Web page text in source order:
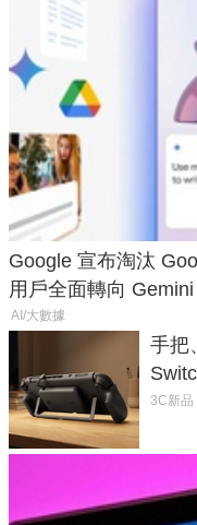
Google 宣布淘汰
用戶全面轉向 Gemini
AI/大數據
手把
延長
3C新品